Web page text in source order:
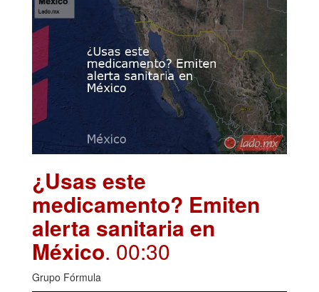
¿Usas este
medicamento? Emiten
alerta sanitaria en
México. 00:30
Grupo Fórmula